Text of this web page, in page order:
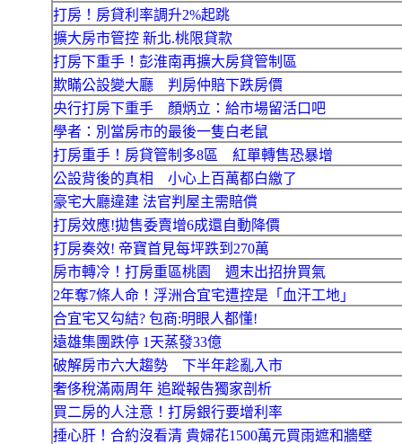
打房！房貸利率調升2%起跳
擴大房市管控 新北.桃限貸款
打房下重手！彭淮南再擴大房貸管制區
欺瞞公設變大廳 判房仲賠下跌房價
央行打房下重手 顏炳立：給市場留活口吧
學者：別當房市的最後一隻白老鼠
打房重手！房貸管制多8區 紅單轉售恐暴增
公設背後的真相 小心上百萬都白繳了
豪宅大廳違建 法官判屋主需賠償
打房效應!拋售委賣增6成還自動降價
打房奏效! 帝寶首見每坪跌到270萬
房市轉冷！打房重區桃園 週末出招拚買氣
2年奪7條人命！浮洲合宜宅遭控是「血汗工地」
合宜宅又勾結? 包商:明眼人都懂!
遠雄集團跌停 1天蒸發33億
破解房市六大趨勢 下半年趁亂入市
奢侈稅滿兩周年 追蹤報告獨家剖析
買二房的人注意！打房銀行要增利率
捶心肝！合約沒看清 貴婦花1500萬元買雨遮和牆壁